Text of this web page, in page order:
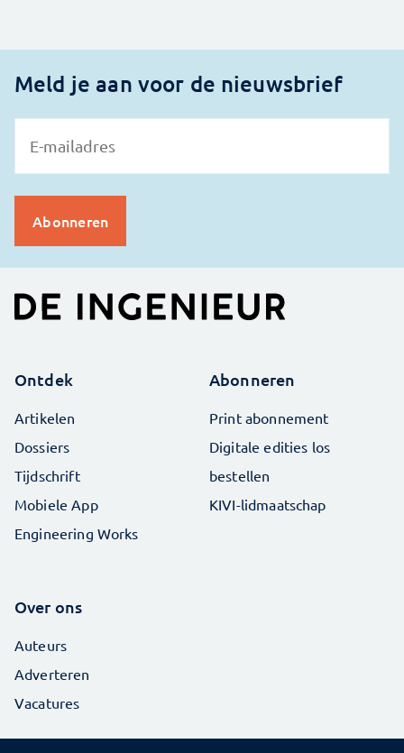
Meld je aan voor de nieuwsbrief
Ontdek
Artikelen
Dossiers
Tijdschrift
Mobiele App
Engineering Works
Abonneren
Print abonnement
Digitale edities los
bestellen
KIVI-lidmaatschap
Over ons
Auteurs
Adverteren
Vacatures